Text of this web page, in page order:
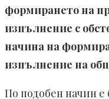
формирането на
изпълнение с
начина на
изпълнение на
По подобен начин е